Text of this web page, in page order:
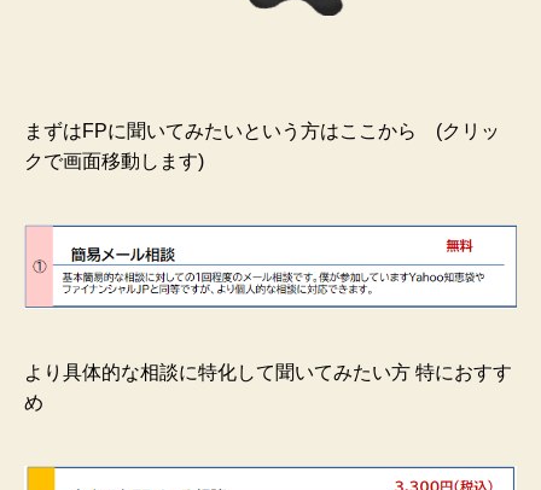
まずはFPに聞いてみたいという方はここから (クリッ
クで画面移動します)
より具体的な相談に特化して聞いてみたい方 特におすす
め